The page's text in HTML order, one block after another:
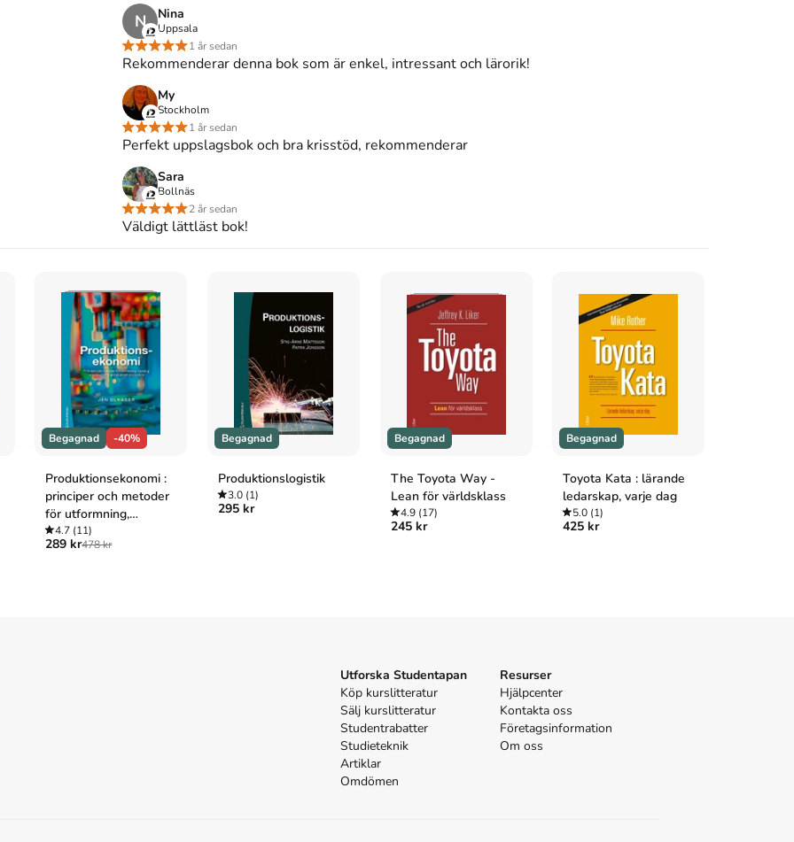
om teknik.Förlaget bakom boken är
för verksamhetsutvecklingpå Studentapan och
för verksamhetsutveckling
för verksamhetsutveckling . 2:a uppl.
för verksamhetsutveckling
2:a uppl. Studentlitteratur
N Nina
Uppsala
1 år sedan
Rekommenderar denna bok som är enkel, intressant och lärorik!
My
Stockholm
1 år sedan
Perfekt uppslagsbok och bra krisstöd, rekommenderar
Sara
Bollnäs
2 år sedan
Väldigt lättläst bok!
Begagnad -40%
Produktionsekonomi :
principer och metoder
för utformning,
styrning och utveckling
av industriell
4.7 (11)
289 kr478 kr
Begagnad
Produktionslogistik
3.0(1)
295 kr
Begagnad
The Toyota Way -
Lean för världsklass
4.9(17)
245 kr
Begagnad
Toyota Kata : lärande
ledarskap, varje dag
5.0 (1)
425 kr
Utforska Studentapan
Köp kurslitteratur
Sälj kurslitteratur
Studentrabatter
Studieteknik
Artiklar
Omdömen
Resurser
Hjälpcenter
Kontakta oss
Företagsinformation
Om oss